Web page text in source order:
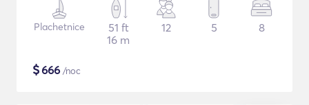
Plachetnice
51 ft
16 m
12 5 8
$666 /noc